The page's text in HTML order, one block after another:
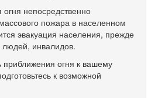
непосредственно
пожара в населенном
эвакуация населения, прежде
людей, инвалидов.
приближения огня к вашему
к возможной